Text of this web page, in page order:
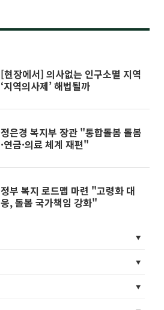
[현장에서] 의사없는 인구소멸 지역
‘지역의사제’ 해법될까
정은경 복지부 장관 "통합돌봄 돌봄
·연금·의료 체계 재편"
정부 복지 로드맵 마련 "고령화 대
응, 돌봄 국가책임 강화"